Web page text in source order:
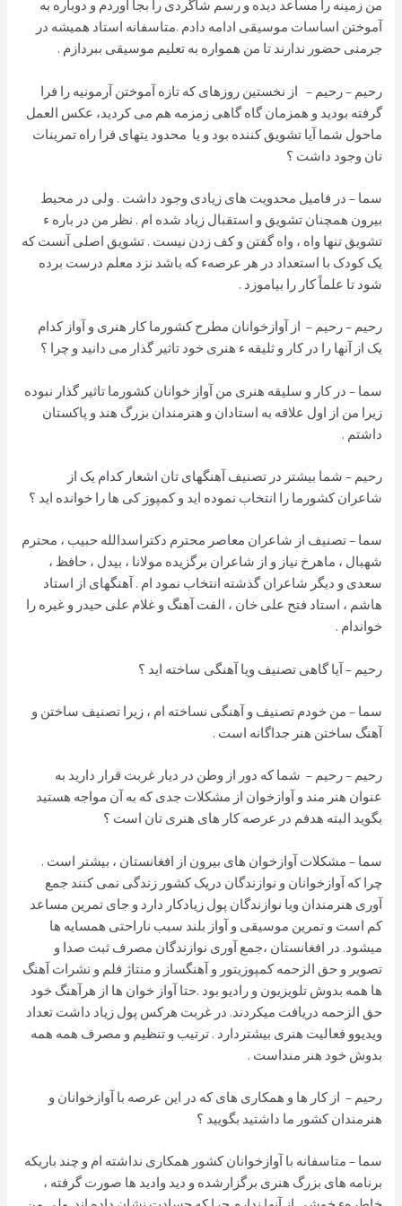
من زمینه را مساعد دیده و رسم شاگردی را بجا آوردم و دوباره به
آموختن اساسات موسیقی ادامه دادم .متاسفانه استاد همیشه در
جرمنی حضور ندارند تا من همواره به تعلیم موسیقی ببردازم .
رحیم – رحیم – از نخستین روزهای که تازه آموختن آرمونیه را فرا
گرفته بودید و همزمان گاه گاهی زمزمه هم می کردید، عکس العمل
ماحول شما آیا تشویق کننده بود و یا محدود يتهای فرا راه تمرینات
تان وجود داشت ؟
سما – در فامیل محدویت های زیادی وجود داشت . ولی در محیط
بیرون همچنان تشویق و استقبال زیاد شده ام . نظر من در باره ء
تشویق تنها واه ، واه گفتن و کف زدن نیست . تشویق اصلی آنست که
یک کودک با استعداد در هر عرصهء که باشد نزد معلم درست برده
شود تا علماً کار را بیاموزد .
رحیم – رحیم – از آوازخوانان مطرح کشورما کار هنری و آواز کدام
یک از آنها را در کار و ثلیقه ء هنری خود تاثیر گذار می دانید و چرا ؟
سما – در کار و سلیقه هنری من آواز خوانان کشورما تاثیر گذار نبوده
زیرا من از اول علاقه به استادان و هنرمندان بزرگ هند و پاکستان
داشتم .
رحیم – شما بیشتر در تصنیف آهنگهای تان اشعار کدام یک از
شاعران کشورما را انتخاب نموده اید و کمپوز کی ها را خوانده اید ؟
سما – تصنیف از شاعران معاصر محترم دکتراسدالله حبیب ، محترم
شهبال ، ماهرخ نیاز و از شاعران برگزیده مولانا ، بیدل ، حافظ ،
سعدی و دیگر شاعران گذشته انتخاب نمود ام . آهنگهای از استاد
هاشم ، استاد فتح علی خان ، الفت آهنگ و غلام علی حیدر و غیره را
خواندام .
رحیم – آیا گاهی تصنیف ویا آهنگی ساخته اید ؟
سما – من خودم تصنیف و آهنگی نساخته ام ، زیرا تصنیف ساختن و
آهنگ ساختن هنر جداگانه است .
رحیم – رحیم – شما که دور از وطن در دیار غربت قرار دارید به
عنوان هنر مند و آوازخوان از مشکلات جدی که به آن مواجه هستید
بگوید البته هدفم در عرصه کار های هنری تان است ؟
سما – مشکلات آوازخوان های بیرون از افغانستان ، بیشتر است .
چرا که آوازخوانان و نوازندگان دریک کشور زندگی نمی کنند جمع
آوری هنرمندان ویا نوازندگان پول زیادکار دارد و جای تمرین مساعد
کم است و تمرین موسیقی و آواز بلند سبب ناراحتی همسایه ها
میشود. در افغانستان ،جمع آوری نوازندگان مصرف ثبت صدا و
تصویر و حق الزحمه کمپوزیتور و آهنگساز و منتاژ فلم و نشرات آهنگ
ها همه بدوش تلویزیون و رادیو بود .حتا آواز خوان ها از هرآهنگ خود
حق الزحمه دریافت میکردند. در غربت هرکس پول زیاد داشت تعداد
ویدیوو فعالیت هنری بیشتردارد . ترتیب و تنظیم و مصرف همه همه
بدوش خود هنر منداست .
رحیم – از کار ها و همکاری های که در این عرصه با آوازخوانان و
هنرمندان کشور ما داشتید بگویید ؟
سما – متاسفانه با آوازخوانان کشور همکاری نداشته ام و چند باریکه
برنامه های بزرگ هنری برگزارشده و دید وادید ها صورت گرفته ،